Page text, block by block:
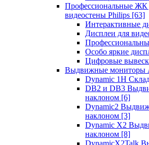
Профессиональные ЖК
видеостены Philips [63]
Интерактивные
Дисплеи для
Особо яркие
Цифровые
Выдвижные мониторы
Dynamic 1Н
DB2 и DB3
наклоном [6]
Dynamic2
наклоном [3]
Dynamic X2
наклоном [8]
DynamicX2Talk